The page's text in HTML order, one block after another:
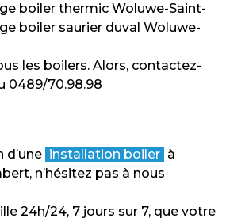
boiler thermic Woluwe-Saint-
boiler saurier duval Woluwe-
les boilers. Alors, contactez-
0489/70.98.98
d’une installation boiler à
n’hésitez pas à nous
24h/24, 7 jours sur 7, que votre